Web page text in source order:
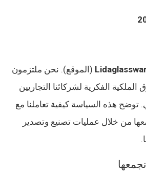
(الموقع). نحن ملتزمون
الفكرية لشركائنا التجاريين
توضح هذه السياسة كيفية تعاملنا مع
من خلال عمليات تصنيع وتصدير